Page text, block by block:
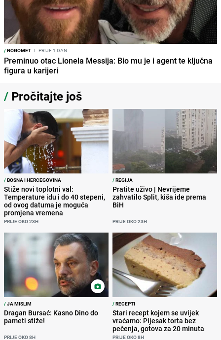
/NOGOMET I PRIJE 1 DAN
Preminuo otac Lionela Messija: Bio mu je i agent te ključna
figura u karijeri
/ Pročitajte još
/BOSNA I HERCEGOVINA
Stiže novi toplotni val:
Temperature idu i do 40 stepeni,
od ovog datuma je moguća
promjena vremena
PRIJE OKO 23H
/REGIJA
Pratite uživo | Nevrijeme
zahvatilo Split, kiša ide prema
BiH
PRIJE OKO 23H
/JA MISLIM
Dragan Bursać: Kasno Dino do
pameti stiže!
PRIJE OKO 8H
/RECEPTI
Stari recept kojem se uvijek
vraćamo: Pijesak torta bez
pečenja, gotova za 20 minuta
PRIJE OKO 8H